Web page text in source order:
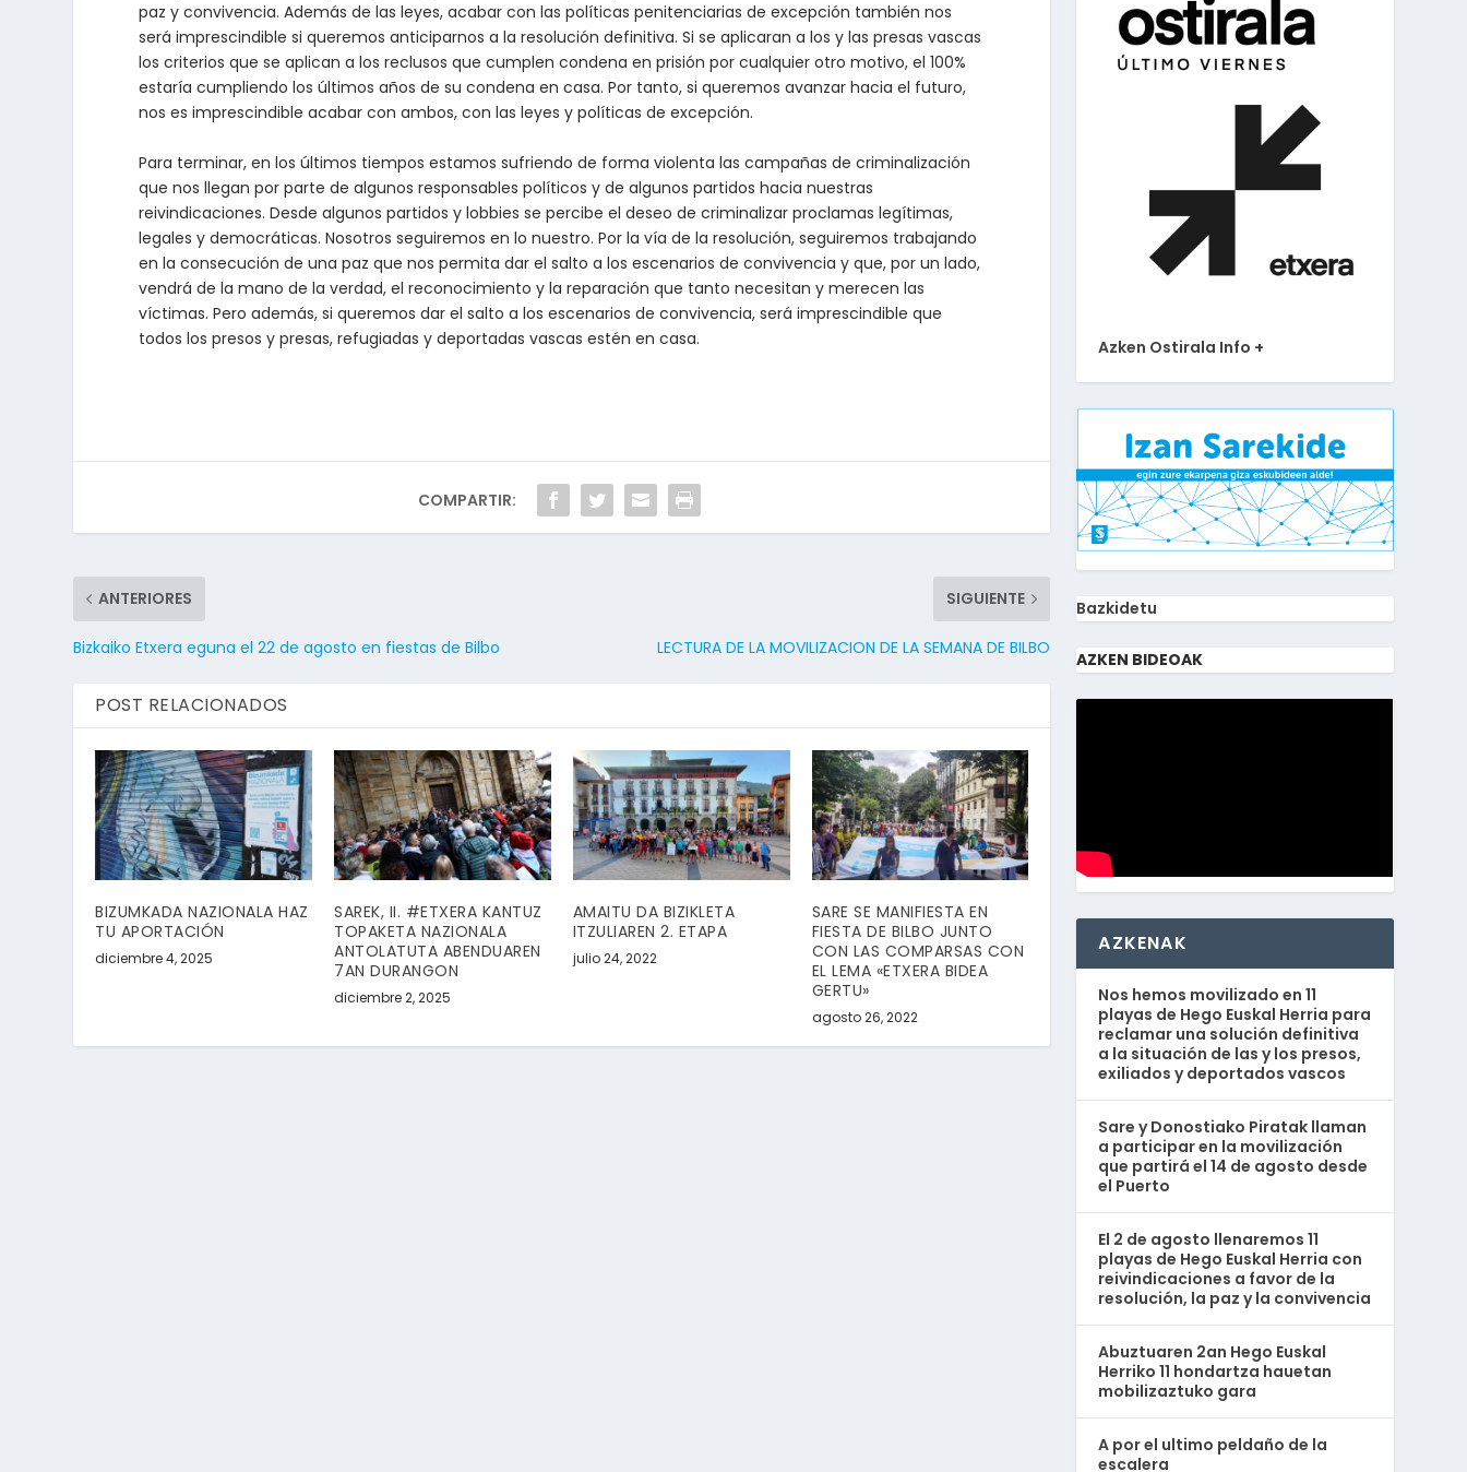
paz y convivencia. Además de las leyes, acabar con las políticas penitenciarias de excepción también nos
será imprescindible si queremos anticiparnos a la resolución definitiva. Si se aplicaran a los y las presas vascas
los criterios que se aplican a los reclusos que cumplen condena en prisión por cualquier otro motivo, el 100%
estaría cumpliendo los últimos años de su condena en casa. Por tanto, si queremos avanzar hacia el futuro,
nos es imprescindible acabar con ambos, con las leyes y políticas de excepción.
Para terminar, en los últimos tiempos estamos sufriendo de forma violenta las campañas de criminalización
que nos llegan por parte de algunos responsables políticos y de algunos partidos hacia nuestras
reivindicaciones. Desde algunos partidos y lobbies se percibe el deseo de criminalizar proclamas legítimas,
legales y democráticas. Nosotros seguiremos en lo nuestro. Por la vía de la resolución, seguiremos trabajando
en la consecución de una paz que nos permita dar el salto a los escenarios de convivencia y que, por un lado,
vendrá de la mano de la verdad, el reconocimiento y la reparación que tanto necesitan y merecen las
víctimas. Pero además, si queremos dar el salto a los escenarios de convivencia, será imprescindible que
todos los presos y presas, refugiadas y deportadas vascas estén en casa.
COMPARTIR:
ANTERIORES
Bizkaiko Etxera eguna el 22 de agosto en fiestas de Bilbo
SIGUIENTE
LECTURA DE LA MOVILIZACION DE LA SEMANA DE BILBO
POST RELACIONADOS
BIZUMKADA NAZIONALA HAZ
TU APORTACIÓN
diciembre 4, 2025
SAREK, II. #ETXERA KANTUZ
TOPAKETA NAZIONALA
ANTOLATUTA ABENDUAREN
7AN DURANGON
diciembre 2, 2025
AMAITU DA BIZIKLETA
ITZULIAREN 2. ETAPA
julio 24, 2022
SARE SE MANIFIESTA EN
FIESTA DE BILBO JUNTO
CON LAS COMPARSAS CON
EL LEMA «ETXERA BIDEA
GERTU»
agosto 26, 2022
Azken Ostirala Info +
Bazkidetu
AZKEN BIDEOAK
AZKENAK
Nos hemos movilizado en 11
playas de Hego Euskal Herria para
reclamar una solución definitiva
a la situación de las y los presos,
exiliados y deportados vascos
Sare y Donostiako Piratak llaman
a participar en la movilización
que partirá el 14 de agosto desde
el Puerto
El 2 de agosto llenaremos 11
playas de Hego Euskal Herria con
reivindicaciones a favor de la
resolución, la paz y la convivencia
Abuztuaren 2an Hego Euskal
Herriko 11 hondartza hauetan
mobilizaztuko gara
A por el ultimo peldaño de la
escalera